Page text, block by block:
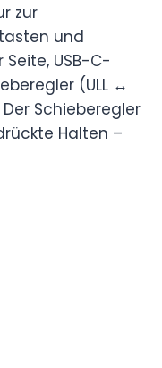
zur
und
USB-C-
(ULL ↔
Schieberegler
Halten –